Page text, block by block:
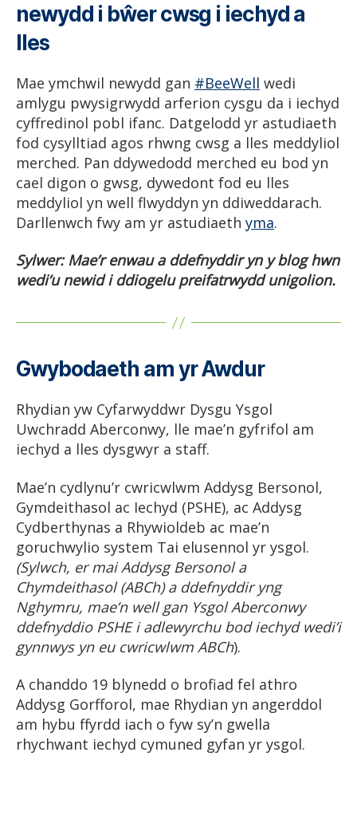
newydd i bŵer cwsg i iechyd a
lles
Mae ymchwil newydd gan #BeeWell wedi
amlygu pwysigrwydd arferion cysgu da i iechyd
cyffredinol pobl ifanc. Datgelodd yr astudiaeth
fod cysylltiad agos rhwng cwsg a lles meddyliol
merched. Pan ddywedodd merched eu bod yn
cael digon o gwsg, dywedont fod eu lles
meddyliol yn well flwyddyn yn ddiweddarach.
Darllenwch fwy am yr astudiaeth yma.
Sylwer: Mae’r enwau a ddefnyddir yn y blog hwn
wedi’u newid i ddiogelu preifatrwydd unigolion.
Gwybodaeth am yr Awdur
Rhydian yw Cyfarwyddwr Dysgu Ysgol
Uwchradd Aberconwy, lle mae’n gyfrifol am
iechyd a lles dysgwyr a staff.
Mae’n cydlynu’r cwricwlwm Addysg Bersonol,
Gymdeithasol ac Iechyd (PSHE), ac Addysg
Cydberthynas a Rhywioldeb ac mae’n
goruchwylio system Tai elusennol yr ysgol.
(Sylwch, er mai Addysg Bersonol a
Chymdeithasol (ABCh) a ddefnyddir yng
Nghymru, mae’n well gan Ysgol Aberconwy
ddefnyddio PSHE i adlewyrchu bod iechyd wedi’i
gynnwys yn eu cwricwlwm ABCh).
A chanddo 19 blynedd o brofiad fel athro
Addysg Gorfforol, mae Rhydian yn angerddol
am hybu ffyrdd iach o fyw sy’n gwella
rhychwant iechyd cymuned gyfan yr ysgol.